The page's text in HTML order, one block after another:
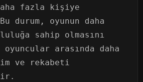
fazla kişiye
durum, oyunun daha
sahip olmasını
oyuncular arasında daha
ve rekabeti